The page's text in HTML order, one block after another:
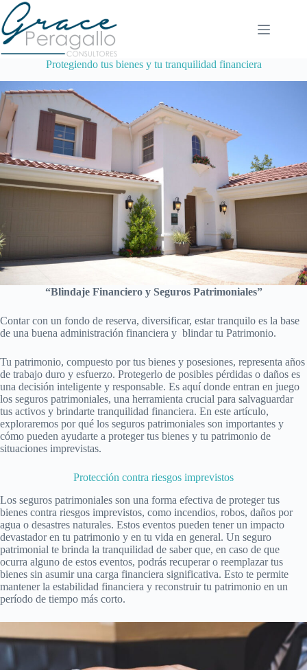
Saltar
al
contenido
Protegiendo tus bienes y tu tranquilidad financiera
“Blindaje Financiero y Seguros Patrimoniales”
Contar con un fondo de reserva, diversificar, estar tranquilo es la base
de una buena administración financiera y blindar tu Patrimonio.
Tu patrimonio, compuesto por tus bienes y posesiones, representa años
de trabajo duro y esfuerzo. Protegerlo de posibles pérdidas o daños es
una decisión inteligente y responsable. Es aquí donde entran en juego
los seguros patrimoniales, una herramienta crucial para salvaguardar
tus activos y brindarte tranquilidad financiera. En este artículo,
exploraremos por qué los seguros patrimoniales son importantes y
cómo pueden ayudarte a proteger tus bienes y tu patrimonio de
situaciones imprevistas.
Protección contra riesgos imprevistos
Los seguros patrimoniales son una forma efectiva de proteger tus
bienes contra riesgos imprevistos, como incendios, robos, daños por
agua o desastres naturales. Estos eventos pueden tener un impacto
devastador en tu patrimonio y en tu vida en general. Un seguro
patrimonial te brinda la tranquilidad de saber que, en caso de que
ocurra alguno de estos eventos, podrás recuperar o reemplazar tus
bienes sin asumir una carga financiera significativa. Esto te permite
mantener la estabilidad financiera y reconstruir tu patrimonio en un
período de tiempo más corto.